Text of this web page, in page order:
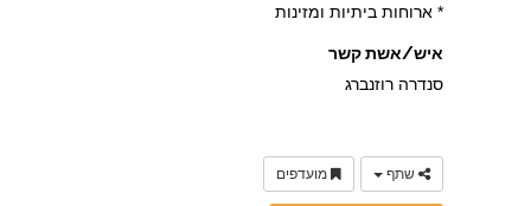
* ארוחות ביתיות ומזינות
איש/אשת קשר
סנדרה רוזנברג
שתף מועדפים